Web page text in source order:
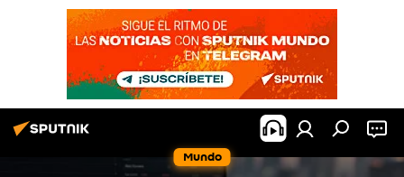
Mundo